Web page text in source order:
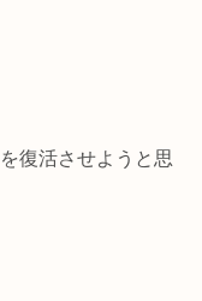
復活させようと思